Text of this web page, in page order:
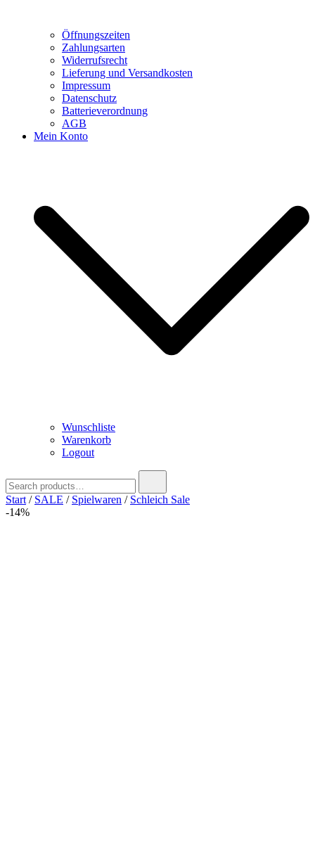
Öffnungszeiten
Zahlungsarten
Widerrufsrecht
Lieferung und Versandkosten
Impressum
Datenschutz
Batterieverordnung
AGB
Mein Konto
Wunschliste
Warenkorb
Logout
for:
Start / SALE / Spielwaren / Schleich Sale
-14%